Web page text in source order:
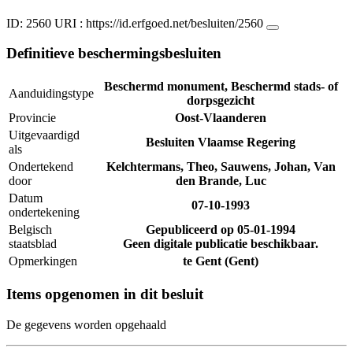
ID: 2560 URI : https://id.erfgoed.net/besluiten/2560
Definitieve beschermingsbesluiten
Aanduidingstype
Beschermd monument, Beschermd stads- of
dorpsgezicht
Provincie
Oost-Vlaanderen
Uitgevaardigd
als
Besluiten Vlaamse Regering
Ondertekend
door
Kelchtermans, Theo, Sauwens, Johan, Van
den Brande, Luc
Datum
ondertekening
07-10-1993
Belgisch
staatsblad
Gepubliceerd op 05-01-1994
Geen digitale publicatie beschikbaar.
Opmerkingen
te Gent (Gent)
Items opgenomen in dit besluit
De gegevens worden opgehaald